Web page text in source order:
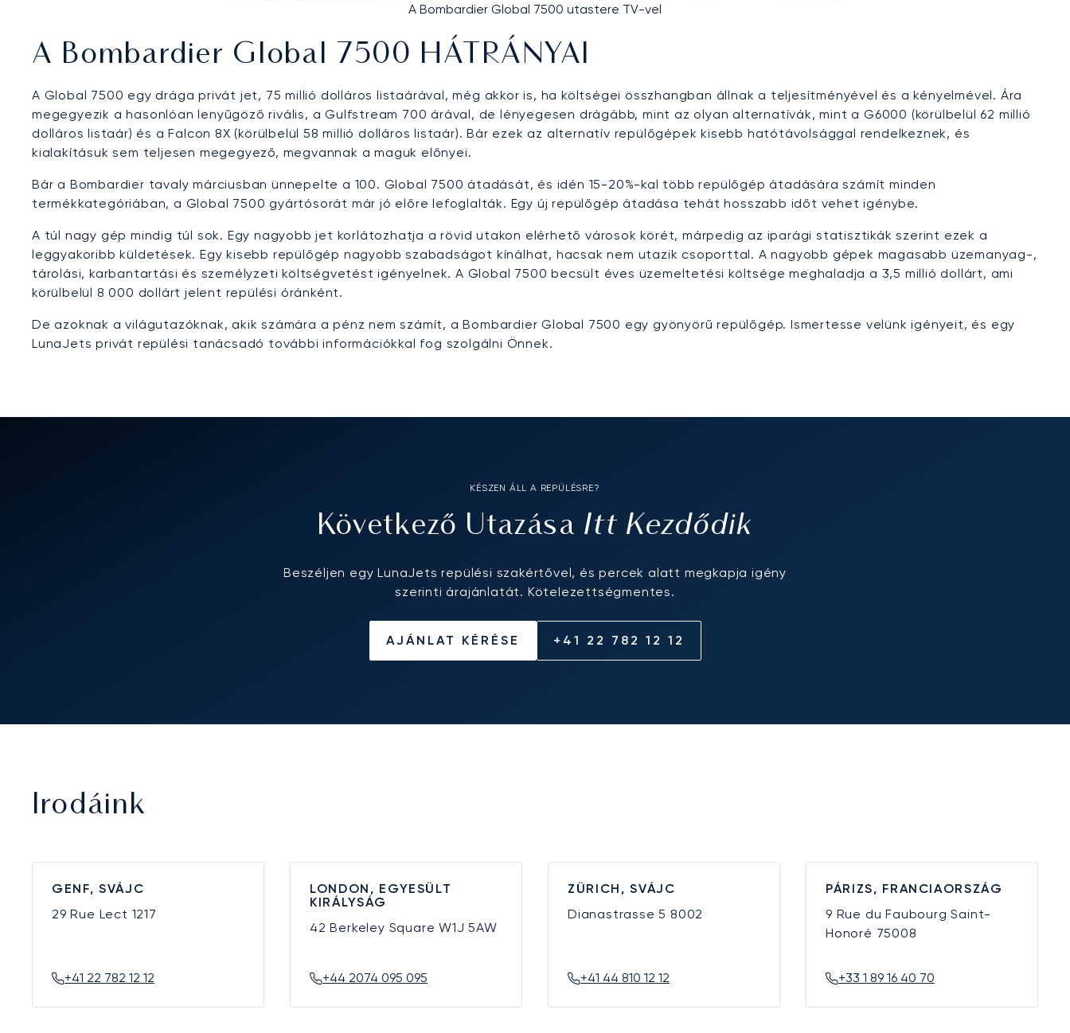
A Bombardier Global 7500 utastere TV-vel
A Bombardier Global 7500 HÁTRÁNYAI
A Global 7500 egy drága privát jet, 75 millió dolláros listaárával, még akkor is, ha költségei összhangban állnak a teljesítményével és a kényelmével. Ára
megegyezik a hasonlóan lenyűgöző rivális, a Gulfstream 700 árával, de lényegesen drágább, mint az olyan alternatívák, mint a G6000 (körülbelül 62 millió
dolláros listaár) és a Falcon 8X (körülbelül 58 millió dolláros listaár). Bár ezek az alternatív repülőgépek kisebb hatótávolsággal rendelkeznek, és
kialakításuk sem teljesen megegyező, megvannak a maguk előnyei.
Bár a Bombardier tavaly márciusban ünnepelte a 100. Global 7500 átadását, és idén 15-20%-kal több repülőgép átadására számít minden
termékkategóriában, a Global 7500 gyártósorát már jó előre lefoglalták. Egy új repülőgép átadása tehát hosszabb időt vehet igénybe.
A túl nagy gép mindig túl sok. Egy nagyobb jet korlátozhatja a rövid utakon elérhető városok körét, márpedig az iparági statisztikák szerint ezek a
leggyakoribb küldetések. Egy kisebb repülőgép nagyobb szabadságot kínálhat, hacsak nem utazik csoporttal. A nagyobb gépek magasabb üzemanyag-,
tárolási, karbantartási és személyzeti költségvetést igényelnek. A Global 7500 becsült éves üzemeltetési költsége meghaladja a 3,5 millió dollárt, ami
körülbelül 8 000 dollárt jelent repülési óránként.
De azoknak a világutazóknak, akik számára a pénz nem számít, a Bombardier Global 7500 egy gyönyörű repülőgép. Ismertesse velünk igényeit, és egy
LunaJets privát repülési tanácsadó további információkkal fog szolgálni Önnek.
KÉSZEN ÁLL A REPÜLÉSRE?
Következő UtazásaItt Kezdődik
Beszéljen egy LunaJets repülési szakértővel, és percek alatt megkapja igény
szerinti árajánlatát. Kötelezettségmentes.
AJÁNLAT KÉRÉSE +41 22 782 12 12
Irodáink
GENF, SVÁJC
29 Rue Lect 1217
+41 22 782 12 12
LONDON, EGYESÜLT
KIRÁLYSÁG
42 Berkeley SquareW1J 5AW
+44 2074 095 095
ZÜRICH, SVÁJC
Dianastrasse 5 8002
+41 44 810 12 12
PÁRIZS, FRANCIAORSZÁG
9 Rue du Faubourg Saint-
Honoré 75008
+33 1 89 16 40 70